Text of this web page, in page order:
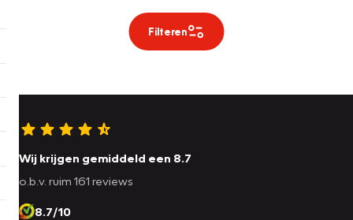
Filteren
Wij krijgen gemiddeld een 8.7
o.b.v. ruim 161 reviews
8.7/10